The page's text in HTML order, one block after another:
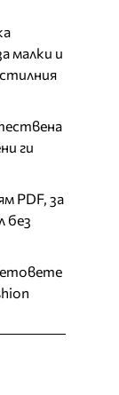
малки и
ги
PDF, за
без